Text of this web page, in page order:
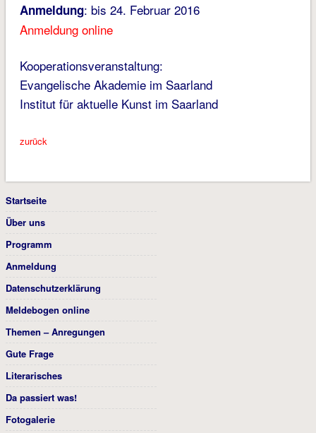
Anmeldung: bis 24. Februar 2016
Anmeldung online
Kooperationsveranstaltung:
Evangelische Akademie im Saarland
Institut für aktuelle Kunst im Saarland
zurück
Startseite
Über uns
Programm
Anmeldung
Datenschutzerklärung
Meldebogen online
Themen – Anregungen
Gute Frage
Literarisches
Da passiert was!
Fotogalerie